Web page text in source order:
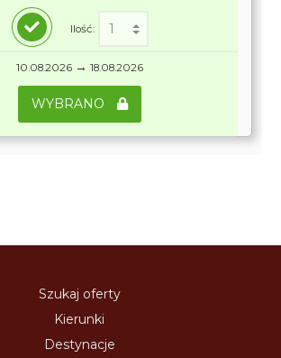
Ilość:
10.08.2026 → 18.08.2026
WYBRANO
Szukaj oferty
Kierunki
Destynacje